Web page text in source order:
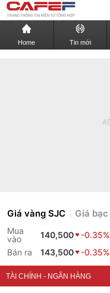
Home Tin mới
Giá vàng SJC Giá bạc
Mua
vào
140,500
-0.35%
Bán ra
143,500 -0.35%
TÀI CHÍNH - NGÂN HÀNG